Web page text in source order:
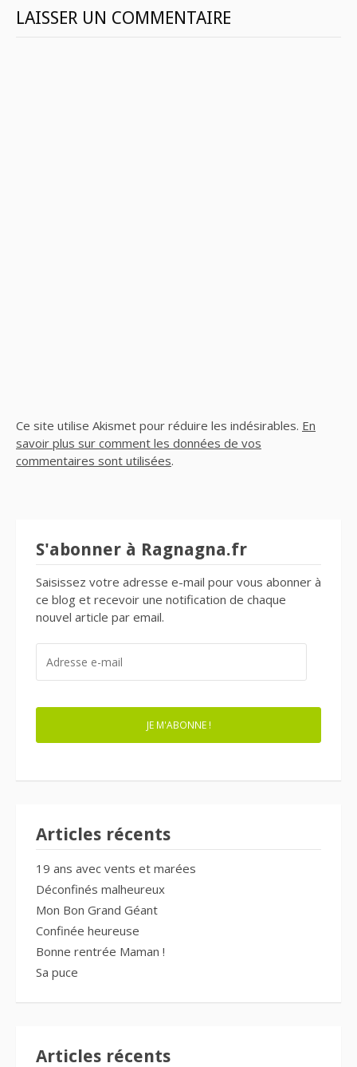
LAISSER UN COMMENTAIRE
Ce site utilise Akismet pour réduire les indésirables. En
savoir plus sur comment les données de vos
commentaires sont utilisées.
S'abonner à Ragnagna.fr
Saisissez votre adresse e-mail pour vous abonner à
ce blog et recevoir une notification de chaque
nouvel article par email.
MAIL
JE M'ABONNE !
Articles récents
19 ans avec vents et marées
Déconfinés malheureux
Mon Bon Grand Géant
Confinée heureuse
Bonne rentrée Maman !
Sa puce
Articles récents